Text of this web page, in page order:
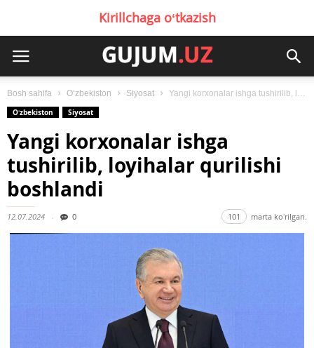
Kirillchaga oʻtkazish
Bosh sahifa Oʻzbekiston Siyosat
Yangi korxonalar ishga tushirilib, loyihalar qurilishi boshlandi
Oʻzbekiston
Siyosat
Yangi korxonalar ishga
tushirilib, loyihalar qurilishi
boshlandi
12.07.2024 0 101 marta koʻrilgan.